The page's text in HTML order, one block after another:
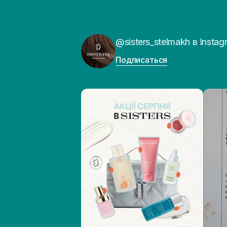
@sisters_stelmakh в
Подписаться